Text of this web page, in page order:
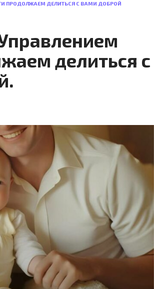
ПРОДОЛЖАЕМ ДЕЛИТЬСЯ С ВАМИ ДОБРОЙ
делиться с